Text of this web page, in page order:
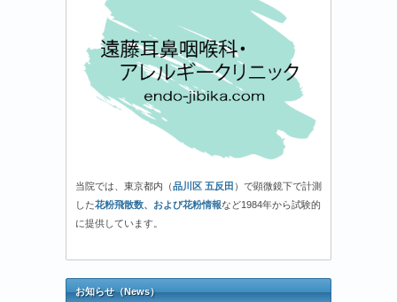
当院では、東京都内（品川区 五反田 ）で顕微鏡下で計測
した花粉飛散数、および花粉情報など1984年から試験的
に提供しています。
お知らせ（News）